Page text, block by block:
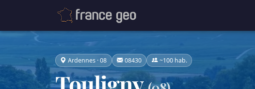
Ardennes · 08 08430 ~100 hab.